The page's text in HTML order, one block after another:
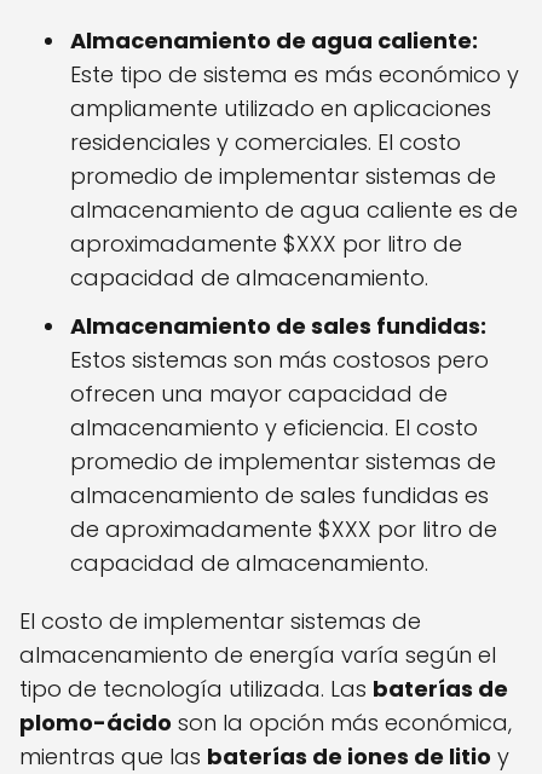
Almacenamiento de agua caliente:
Este tipo de sistema es más económico y
ampliamente utilizado en aplicaciones
residenciales y comerciales. El costo
promedio de implementar sistemas de
almacenamiento de agua caliente es de
aproximadamente $XXX por litro de
capacidad de almacenamiento.
Almacenamiento de sales fundidas:
Estos sistemas son más costosos pero
ofrecen una mayor capacidad de
almacenamiento y eficiencia. El costo
promedio de implementar sistemas de
almacenamiento de sales fundidas es
de aproximadamente $XXX por litro de
capacidad de almacenamiento.
El costo de implementar sistemas de
almacenamiento de energía varía según el
tipo de tecnología utilizada. Las baterías de
plomo-ácido son la opción más económica,
mientras que las baterías de iones de litio y